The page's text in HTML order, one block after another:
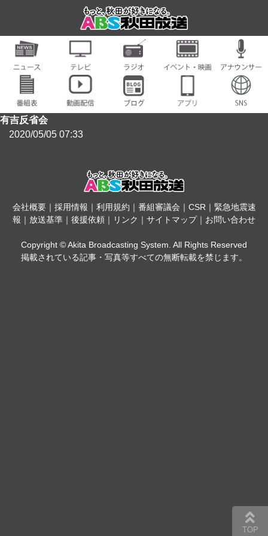
有吉反省会
2020/05/05 07:33
会社概要｜ 採用情報 ｜ 利用規約 ｜ 番組審議会 ｜ CSR｜ 緊急地震速
報 ｜ 放送基準 ｜ 後援依頼 ｜ リンク ｜ サイトマップ｜ お問い合わせ
Copyright © Akita Broadcasting System. All Rights Reserved
掲載されている記事・写真等すべての無断転載を禁じます。